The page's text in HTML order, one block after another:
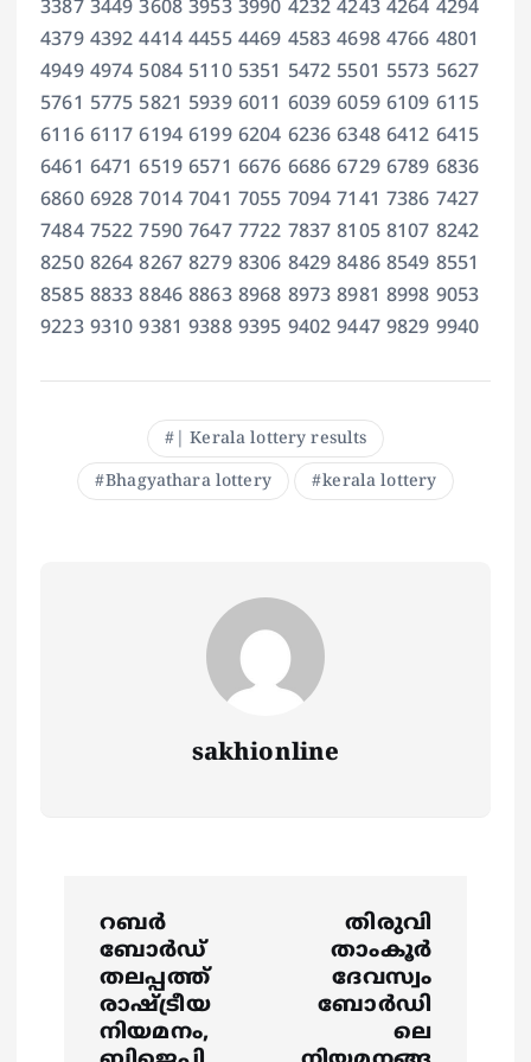
3387 3449 3608 3953 3990 4232 4243 4264 4294
4379 4392 4414 4455 4469 4583 4698 4766 4801
4949 4974 5084 5110 5351 5472 5501 5573 5627
5761 5775 5821 5939 6011 6039 6059 6109 6115
6116 6117 6194 6199 6204 6236 6348 6412 6415
6461 6471 6519 6571 6676 6686 6729 6789 6836
6860 6928 7014 7041 7055 7094 7141 7386 7427
7484 7522 7590 7647 7722 7837 8105 8107 8242
8250 8264 8267 8279 8306 8429 8486 8549 8551
8585 8833 8846 8863 8968 8973 8981 8998 9053
9223 9310 9381 9388 9395 9402 9447 9829 9940
| Kerala lottery results
Bhagyathara lottery kerala lottery
sakhionline
റബ‍ർ
ബോർഡ്
തലപ്പത്ത്
രാഷ്ട്രീയ
നിയമനം,
തിരുവി
താംകൂര്‍
ദേവസ്വം
ബോര്‍ഡി
ലെ